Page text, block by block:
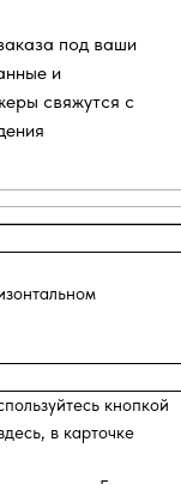
под ваши
и
свяжутся с
кнопкой
в карточке